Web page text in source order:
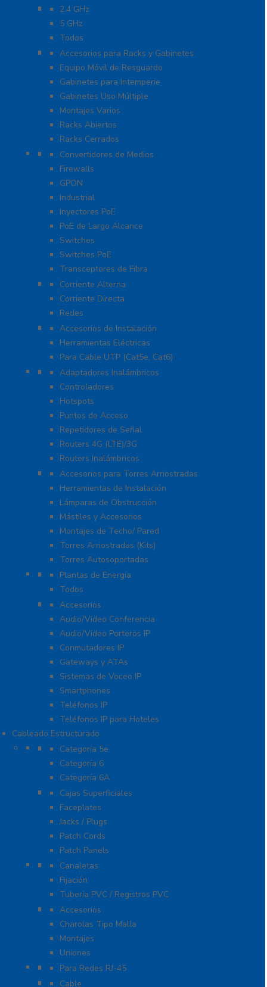
Enlaces PtP y PtMP
2.4 GHz
5 GHz
Todos
Racks y Gabinetes
Accesorios para Racks y Gabinetes
Equipo Móvil de Resguardo
Gabinetes para Intemperie
Gabinetes Uso Múltiple
Montajes Varios
Racks Abiertos
Racks Cerrados
Networking
Convertidores de Medios
Firewalls
GPON
Industrial
Inyectores PoE
PoE de Largo Alcance
Switches
Switches PoE
Transceptores de Fibra
Protección Contra Descargas
Corriente Alterna
Corriente Directa
Redes
Herramientas
Accesorios de Instalación
Herramientas Eléctricas
Para Cable UTP (Cat5e, Cat6)
Redes WIFI
Adaptadores Inalámbricos
Controladores
Hotspots
Puntos de Acceso
Repetidores de Señal
Routers 4G (LTE)/3G
Routers Inalámbricos
Torres y Mástiles
Accesorios para Torres Arriostradas
Herramientas de Instalación
Lámparas de Obstrucción
Mástiles y Accesorios
Montajes de Techo/ Pared
Torres Arriostradas (Kits)
Torres Autosoportadas
UPS / Respaldo
Plantas de Energía
Todos
VoIP – Telefonía IP – Videoconferencia
Accesorios
Audio/Video Conferencia
Audio/Video Porteros IP
Conmutadores IP
Gateways y ATAs
Sistemas de Voceo IP
Smartphones
Teléfonos IP
Teléfonos IP para Hoteles
Cableado Estructurado
Cable
Categoría 5e
Categoría 6
Categoría 6A
Cableado de Cobre
Cajas Superficiales
Faceplates
Jacks / Plugs
Patch Cords
Patch Panels
Canalización
Canaletas
Fijación
Tubería PVC / Registros PVC
Charola
Accesorios
Charolas Tipo Malla
Montajes
Uniones
Conectores
Para Redes RJ-45
Fibra Óptica
Cable